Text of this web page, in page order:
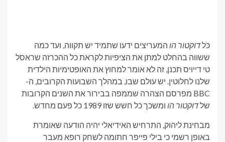
כֹּלדוקטור הו המעריצים ידעו שתמיד יש תקווה, ועד כמה
ששווה בהחלט למתן את הציפיות לקראת כל ההכרזה שראסל
טי דייויס תכנן, זה לא אומר למחוץ את האופטימיות הילדית
שלנו לחלוטין. יש עולם שבו, במהלך השבועות הקרובים, ה-
BBC מפרסם הצהרה שממפה בבירור את השנים הקרובות
שלדוקטור הו ומשכך כל חשש שזו 1989 כל פעם מחדש.
מבחינת ליהוק, התרחיש האידיאלי יהיה הודעה שאומרת
באופן רשמי כי בילי פייפר חתומה לשחק רופא מעבר